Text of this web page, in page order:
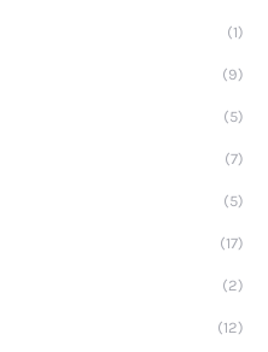
(1)
(9)
(5)
(7)
(5)
(17)
(2)
(12)